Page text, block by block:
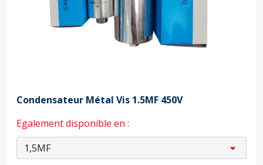
Condensateur Métal Vis 1.5MF 450V
Egalement disponible en :